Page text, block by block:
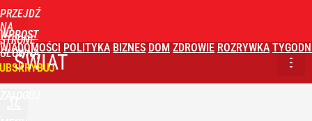
PRZEJDŹ
NA
STRONĘ
GŁÓWNĄ
WPROST
WIADOMOŚCI POLITYKA BIZNES DOM ZDROWIE ROZRYWKA
ŚWIAT